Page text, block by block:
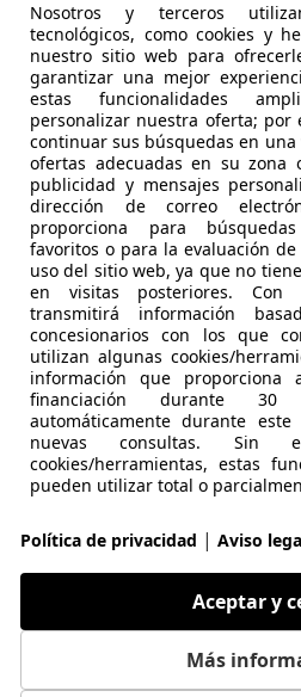
€
07/
CENTER MADRID
28050 MADRID
€
Nosotros y terceros
tecnológicos, como cookies y
nuestro sitio web para
garantizar una mejor
estas funcionalidades
personalizar nuestra oferta; por
continuar sus búsquedas en
ofertas adecuadas en su zona
publicidad y mensajes
dirección de correo
proporciona para
favoritos o para la evaluación
uso del sitio web, ya que no
en visitas posteriores. Con
transmitirá información
concesionarios con los que
utilizan algunas cookies/
información que proporciona
financiación durante
automáticamente durante
nuevas consultas.
cookies/herramientas, estas
pueden utilizar total o
Política de privacidad | Aviso
Aceptar y
Más